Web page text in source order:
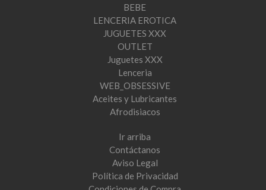
BEBE
LENCERIA EROTICA
JUGUETES XXX
OUTLET
Juguetes XXX
Lenceria
WEB_OBSESSIVE
Aceites y Lubricantes
Afrodisiacos
Ir arriba
Contáctanos
Aviso Legal
Política de Privacidad